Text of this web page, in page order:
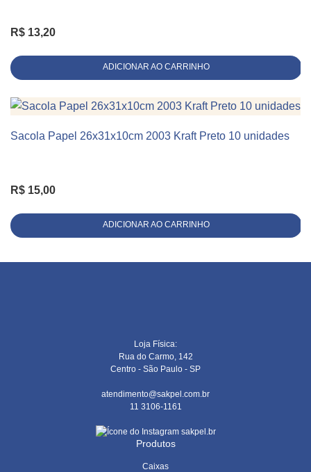
R$ 13,20
ADICIONAR AO CARRINHO
KIT 10 UNIDADES
Sacola Papel 26x31x10cm 2003 Kraft Preto 10 unidades
R$ 15,00
ADICIONAR AO CARRINHO
Loja Física:
Rua do Carmo, 142
Centro - São Paulo - SP
atendimento@sakpel.com.br
11 3106-1161
sakpel.br
Produtos
Caixas